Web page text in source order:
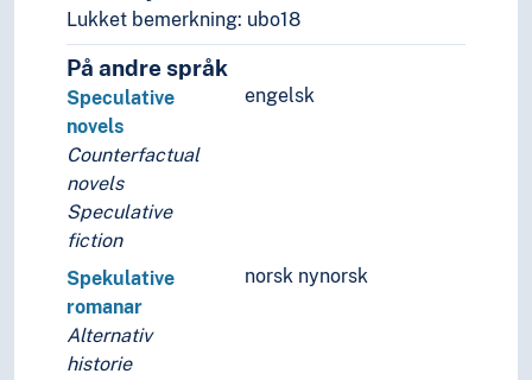
Lukket bemerkning: ubo18
På andre språk
engelsk
Speculative
novels
Counterfactual
novels
Speculative
fiction
norsk nynorsk
Spekulative
romanar
Alternativ
historie